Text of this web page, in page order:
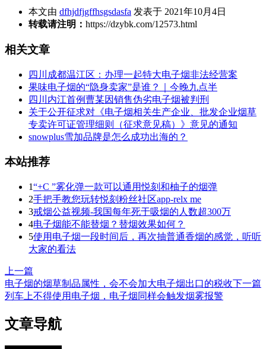
本文由 dfhjdfjgffhsgsdasfa 发表于 2021年10月4日
转载请注明： https://dzybk.com/12573.html
相关文章
四川成都温江区：办理一起特大电子烟非法经营案
果味电子烟的“隐身卖家”是谁？｜今晚九点半
四川内江首例曹某因销售伪劣电子烟被判刑
关于公开征求对《电子烟相关生产企业、批发企业烟草
专卖许可证管理细则（征求意见稿）》意见的通知
snowplus雪加品牌是怎么成功出海的？
本站推荐
1“+C ”雾化弹一款可以通用悦刻和柚子的烟弹
2手把手教您玩转悦刻粉丝社区app-relx me
3戒烟公益视频-我国每年死于吸烟的人数超300万
4电子烟能不能替烟？替烟效果如何？
5使用电子烟一段时间后，再次抽普通香烟的感觉，听听
大家的看法
上一篇
电子烟的烟草制品属性，会不会加大电子烟出口的税收下一篇
列车上不得使用电子烟，电子烟同样会触发烟雾报警
文章导航